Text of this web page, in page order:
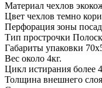
Материал чехлов
Цвет чехлов темно
Перфорация зоны
Тип прострочки
Габариты упаковки
Вес около 4кг.
Цикл истирания более
Толщина внешнего слоя